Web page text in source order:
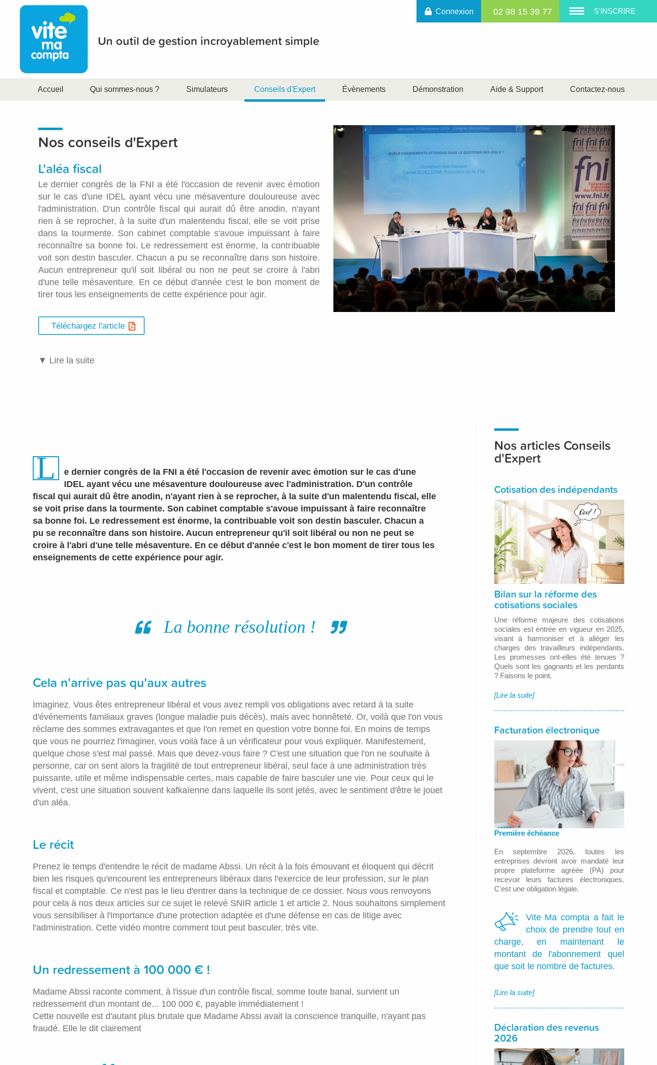
Un outil de gestion incroyablement simple
Accueil Qui sommes-nous ? Simulateurs Conseils d'Expert Évènements Démonstration Aide & Support Contactez-nous
Connexion 02 98 15 39 77 S'INSCRIRE
Nos conseils d'Expert
L'aléa fiscal
Le dernier congrès de la FNI a été l'occasion de revenir avec émotion
sur le cas d'une IDEL ayant vécu une mésaventure douloureuse avec
l'administration. D'un contrôle fiscal qui aurait dû être anodin, n'ayant
rien à se reprocher, à la suite d'un malentendu fiscal, elle se voit prise
dans la tourmente. Son cabinet comptable s'avoue impuissant à faire
reconnaître sa bonne foi. Le redressement est énorme, la contribuable
voit son destin basculer. Chacun a pu se reconnaître dans son histoire.
Aucun entrepreneur qu'il soit libéral ou non ne peut se croire à l'abri
d'une telle mésaventure. En ce début d'année c'est le bon moment de
tirer tous les enseignements de cette expérience pour agir.
Téléchargez l'article
▼ Lire la suite
L
e dernier congrès de la FNI a été l'occasion de revenir avec émotion sur le cas d'une
IDEL ayant vécu une mésaventure douloureuse avec l'administration. D'un contrôle
fiscal qui aurait dû être anodin, n'ayant rien à se reprocher, à la suite d'un malentendu fiscal, elle
se voit prise dans la tourmente. Son cabinet comptable s'avoue impuissant à faire reconnaître
sa bonne foi. Le redressement est énorme, la contribuable voit son destin basculer. Chacun a
pu se reconnaître dans son histoire. Aucun entrepreneur qu'il soit libéral ou non ne peut se
croire à l'abri d'une telle mésaventure. En ce début d'année c'est le bon moment de tirer tous les
enseignements de cette expérience pour agir.
La bonne résolution !
Cela n'arrive pas qu'aux autres
Imaginez. Vous êtes entrepreneur libéral et vous avez rempli vos obligations avec retard à la suite
d'événements familiaux graves (longue maladie puis décès), mais avec honnêteté. Or, voilà que l'on vous
réclame des sommes extravagantes et que l'on remet en question votre bonne foi. En moins de temps
que vous ne pourriez l'imaginer, vous voilà face à un vérificateur pour vous expliquer. Manifestement,
quelque chose s'est mal passé. Mais que devez-vous faire ? C'est une situation que l'on ne souhaite à
personne, car on sent alors la fragilité de tout entrepreneur libéral, seul face à une administration très
puissante, utile et même indispensable certes, mais capable de faire basculer une vie. Pour ceux qui le
vivent, c'est une situation souvent kafkaïenne dans laquelle ils sont jetés, avec le sentiment d'être le jouet
d'un aléa.
Le récit
Prenez le temps d'entendre le récit de madame Abssi. Un récit à la fois émouvant et éloquent qui décrit
bien les risques qu'encourent les entrepreneurs libéraux dans l'exercice de leur profession, sur le plan
fiscal et comptable. Ce n'est pas le lieu d'entrer dans la technique de ce dossier. Nous vous renvoyons
pour cela à nos deux articles sur ce sujet le relevé SNIR article 1 et article 2. Nous souhaitons simplement
vous sensibiliser à l'importance d'une protection adaptée et d'une défense en cas de litige avec
l'administration. Cette vidéo montre comment tout peut basculer, très vite.
Un redressement à 100 000 € !
Madame Abssi raconte comment, à l'issue d'un contrôle fiscal, somme toute banal, survient un
redressement d'un montant de... 100 000 €, payable immédiatement !
Cette nouvelle est d'autant plus brutale que Madame Abssi avait la conscience tranquille, n'ayant pas
fraudé. Elle le dit clairement
Nos articles Conseils
d'Expert
Cotisation des indépendants
Bilan sur la réforme des
cotisations sociales
Une réforme majeure des cotisations
sociales est entrée en vigueur en 2025,
visant à harmoniser et à alléger les
charges des travailleurs indépendants.
Les promesses ont-elles été tenues ?
Quels sont les gagnants et les perdants
? Faisons le point.
[Lire la suite]
Facturation électronique
Première échéance
En septembre 2026, toutes les
entreprises devront avoir mandaté leur
propre plateforme agréée (PA) pour
recevoir leurs factures électroniques.
C'est une obligation légale.
Vite Ma compta a fait le
choix de prendre tout en
charge, en maintenant le
montant de l'abonnement quel
que soit le nombre de factures.
[Lire la suite]
Déclaration des revenus
2026